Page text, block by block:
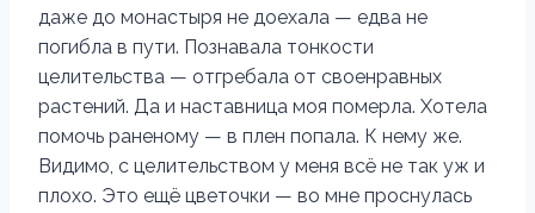
даже до монастыря не доехала — едва не
погибла в пути. Познавала тонкости
целительства — отгребала от своенравных
растений. Да и наставница моя померла. Хотела
помочь раненому — в плен попала. К нему же.
Видимо, с целительством у меня всё не так уж и
плохо. Это ещё цветочки — во мне проснулась